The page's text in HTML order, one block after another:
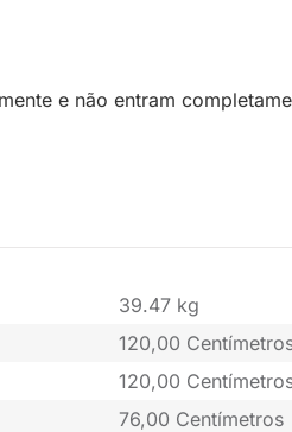
e não entram
39.47 kg
120,00
120,00
76,00 Centímetros